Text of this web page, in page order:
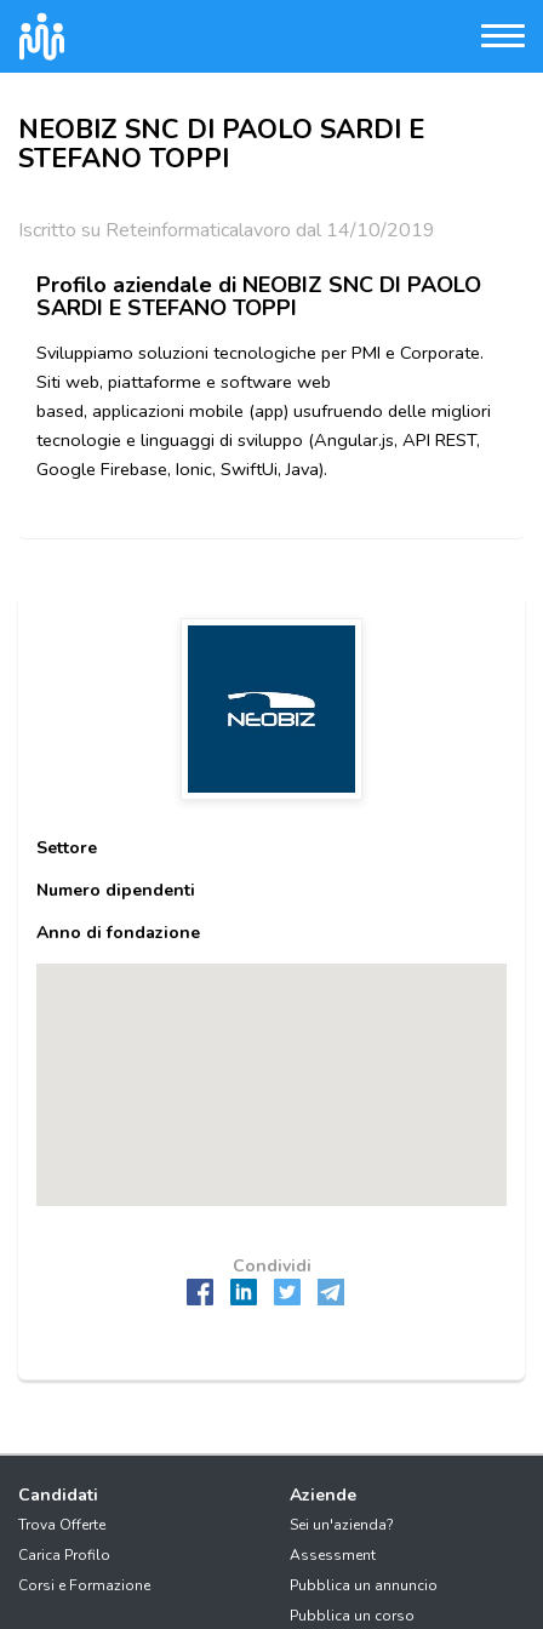
NEOBIZ SNC DI PAOLO SARDI E
STEFANO TOPPI
Iscritto su Reteinformaticalavoro dal 14/10/2019
Profilo aziendale di NEOBIZ SNC DI PAOLO
SARDI E STEFANO TOPPI
Sviluppiamo soluzioni tecnologiche per PMI e Corporate.
Siti web, piattaforme e software web
based, applicazioni mobile (app) usufruendo delle migliori
tecnologie e linguaggi di sviluppo (Angular.js, API REST,
Google Firebase, Ionic, SwiftUi, Java).
Settore
Numero dipendenti
Anno di fondazione
Condividi
Candidati
Trova Offerte
Carica Profilo
Corsi e Formazione
Aziende
Sei un'azienda?
Assessment
Pubblica un annuncio
Pubblica un corso